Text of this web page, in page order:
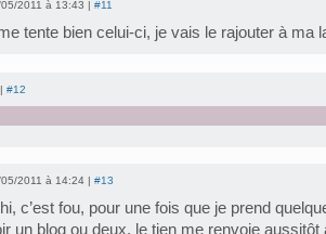
05/2011 à 13:43 | #11
me tente bien celui-ci, je vais le rajouter à ma
#12
05/2011 à 14:24 | #13
c’est fou, pour une fois que je prend
un blog ou deux, le tien me renvoie